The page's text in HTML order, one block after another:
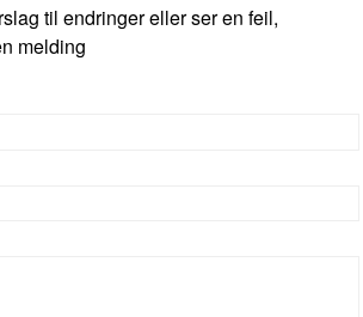
til endringer eller ser en feil,
melding